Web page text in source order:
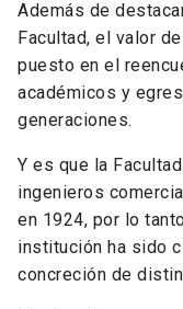
Además de
Facultad, el valor
puesto en el
académicos y
generaciones.
Y es que la
ingenieros
en 1924, por lo
institución ha sido
concreción de